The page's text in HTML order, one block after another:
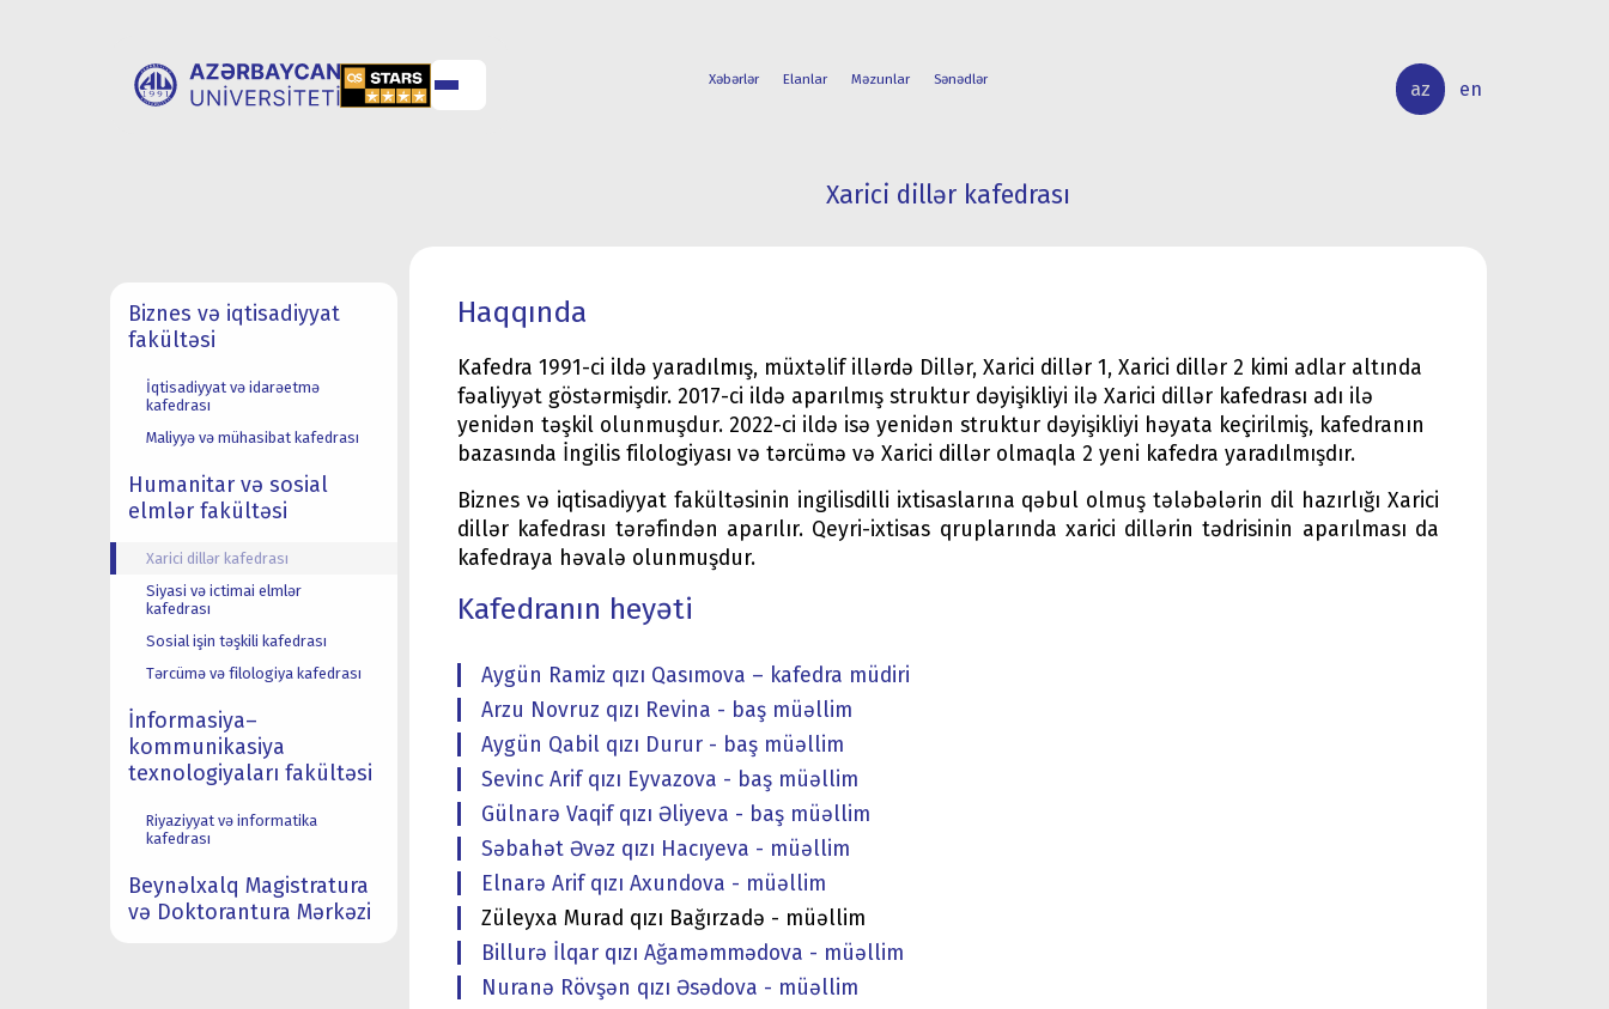
Xəbərlər Elanlar Məzunlar Sənədlər az en
Biznes və iqtisadiyyat
fakültəsi
İqtisadiyyat və idarəetmə
kafedrası
Maliyyə və mühasibat kafedrası
Humanitar və sosial
elmlər fakültəsi
Xarici dillər kafedrası
Siyasi və ictimai elmlər
kafedrası
Sosial işin təşkili kafedrası
Tərcümə və filologiya kafedrası
İnformasiya–
kommunikasiya
texnologiyaları fakültəsi
Riyaziyyat və informatika
kafedrası
Beynəlxalq Magistratura
və Doktorantura Mərkəzi
Xarici dillər kafedrası
Haqqında
Kafedra 1991-ci ildə yaradılmış, müxtəlif illərdə Dillər, Xarici dillər 1, Xarici dillər 2 kimi adlar altında
fəaliyyət göstərmişdir. 2017-ci ildə aparılmış struktur dəyişikliyi ilə Xarici dillər kafedrası adı ilə
yenidən təşkil olunmuşdur. 2022-ci ildə isə yenidən struktur dəyişikliyi həyata keçirilmiş, kafedranın
bazasında İngilis filologiyası və tərcümə və Xarici dillər olmaqla 2 yeni kafedra yaradılmışdır.
Biznes və iqtisadiyyat fakültəsinin ingilisdilli ixtisaslarına qəbul olmuş tələbələrin dil hazırlığı Xarici
dillər kafedrası tərəfindən aparılır. Qeyri-ixtisas qruplarında xarici dillərin tədrisinin aparılması da
kafedraya həvalə olunmuşdur.
Kafedranın heyəti
Aygün Ramiz qızı Qasımova – kafedra müdiri
Arzu Novruz qızı Revina - baş müəllim
Aygün Qabil qızı Durur - baş müəllim
Sevinc Arif qızı Eyvazova - baş müəllim
Gülnarə Vaqif qızı Əliyeva - baş müəllim
Səbahət Əvəz qızı Hacıyeva - müəllim
Elnarə Arif qızı Axundova - müəllim
Züleyxa Murad qızı Bağırzadə - müəllim
Billurə İlqar qızı Ağaməmmədova - müəllim
Nuranə Rövşən qızı Əsədova - müəllim